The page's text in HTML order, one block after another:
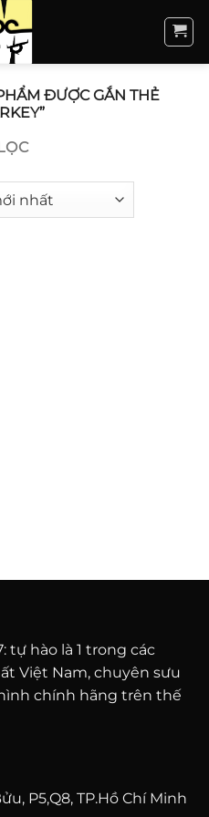
ĐƯỢC GẮN THẺ
tự hào là 1 trong các
Việt Nam, chuyên sưu
chính hãng trên thế
P5,Q8, TP.Hồ Chí Minh